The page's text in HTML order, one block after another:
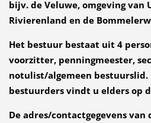
bijv. de Veluwe, omgeving van
Rivierenland en de
Het bestuur bestaat uit 4
voorzitter, penningmeester,
notulist/algemeen bestuurslid.
bestuurders vindt u elders op
De adres/contactgegevens